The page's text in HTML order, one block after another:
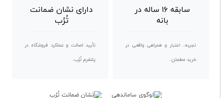
سابقه ۱۶ ساله در
بانه
تجربه، اعتبار و همراهی واقعی در
خرید مطمئن.
دارای نشان ضمانت
تُرُب
تأیید اصالت و عملکرد فروشگاه در
پلتفرم تُرُب.